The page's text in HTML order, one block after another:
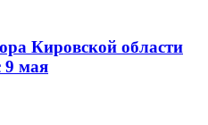
Кировской области
9 мая